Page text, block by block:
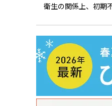
衛生の関係上、初期